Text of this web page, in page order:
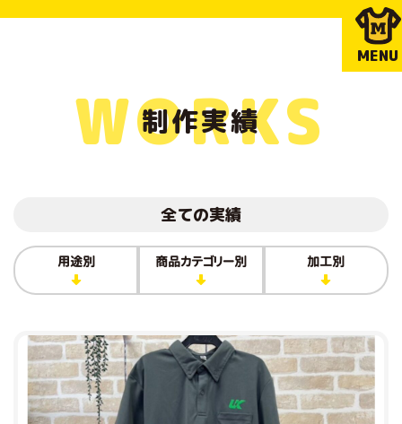
MENU
制作実績
WORKS
全ての実績
用途別 商品カテゴリー別 加工別